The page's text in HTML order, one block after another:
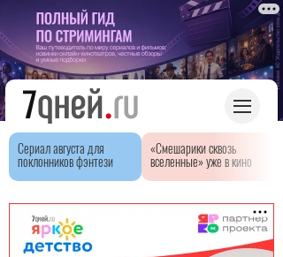
Сериал августа для
поклонников фэнтези
«Смешарики сквозь
вселенные» уже в кино